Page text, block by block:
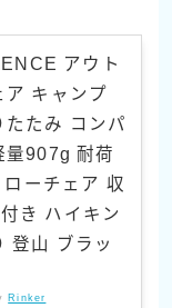
アウト
ア キャンプ
たたみ コンパ
量907g 耐荷
ーチェア 収
き ハイキン
登山 ブラッ
Rinker